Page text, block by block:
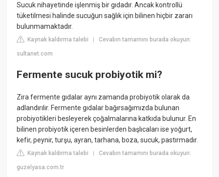
Sucuk nihayetinde işlenmiş bir gıdadır. Ancak kontrollü
tüketilmesi halinde sucuğun sağlık için bilinen hiçbir zararı
bulunmamaktadır.
Kaynak kaldırma talebi |Cevabın tamamını burada okuyun:
sultanet.com
Fermente sucuk probiyotik mi?
Zira fermente gıdalar aynı zamanda probiyotik olarak da
adlandırılır. Fermente gıdalar bağırsağımızda bulunan
probiyotikleri besleyerek çoğalmalarına katkıda bulunur. En
bilinen probiyotik içeren besinlerden başlıcaları ise yoğurt,
kefir, peynir, turşu, ayran, tarhana, boza, sucuk, pastırmadır.
Kaynak kaldırma talebi |Cevabın tamamını burada okuyun:
guzelyasa.com.tr